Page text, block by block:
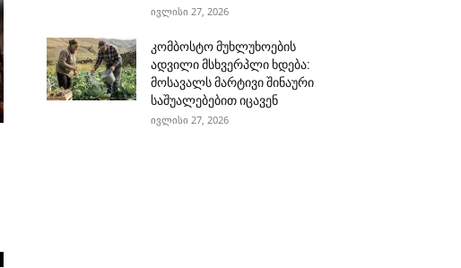
ივლისი 27, 2026
კომბოსტო მუხლუხოების
ადვილი მსხვერპლი ხდება:
მოსავალს მარტივი შინაური
საშუალებებით იცავენ
ივლისი 27, 2026